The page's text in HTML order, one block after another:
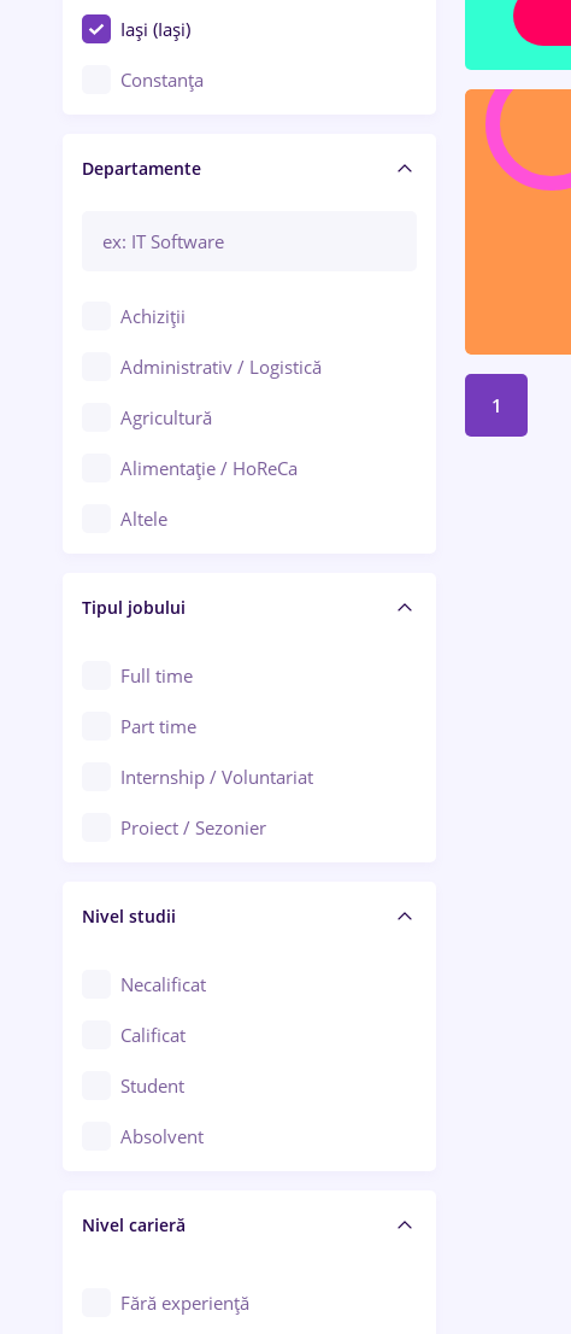
Iași (Iași)
Constanța
Brașov
Bacău
Galați (Galați)
Ploiești
Arad
Baia Mare
Bârlad
Bistrița (Bistrița-Năsăud)
Departamente
Achiziții
Administrativ / Logistică
Agricultură
Alimentație / HoReCa
Altele
Asigurări
Au pair / Babysitter / Curățenie
Audit / Consultanță
Auto / Echipamente
Automatizări
Cercetare - dezvoltare
Chimie / Biochimie
Confecții / Design vestimentar
Construcții / Instalații
Controlul calității
Educație / Training / Arte
Tipul jobului
Full time
Part time
Internship / Voluntariat
Proiect / Sezonier
Nivel studii
Necalificat
Calificat
Student
Absolvent
Nivel carieră
Fără experiență
1